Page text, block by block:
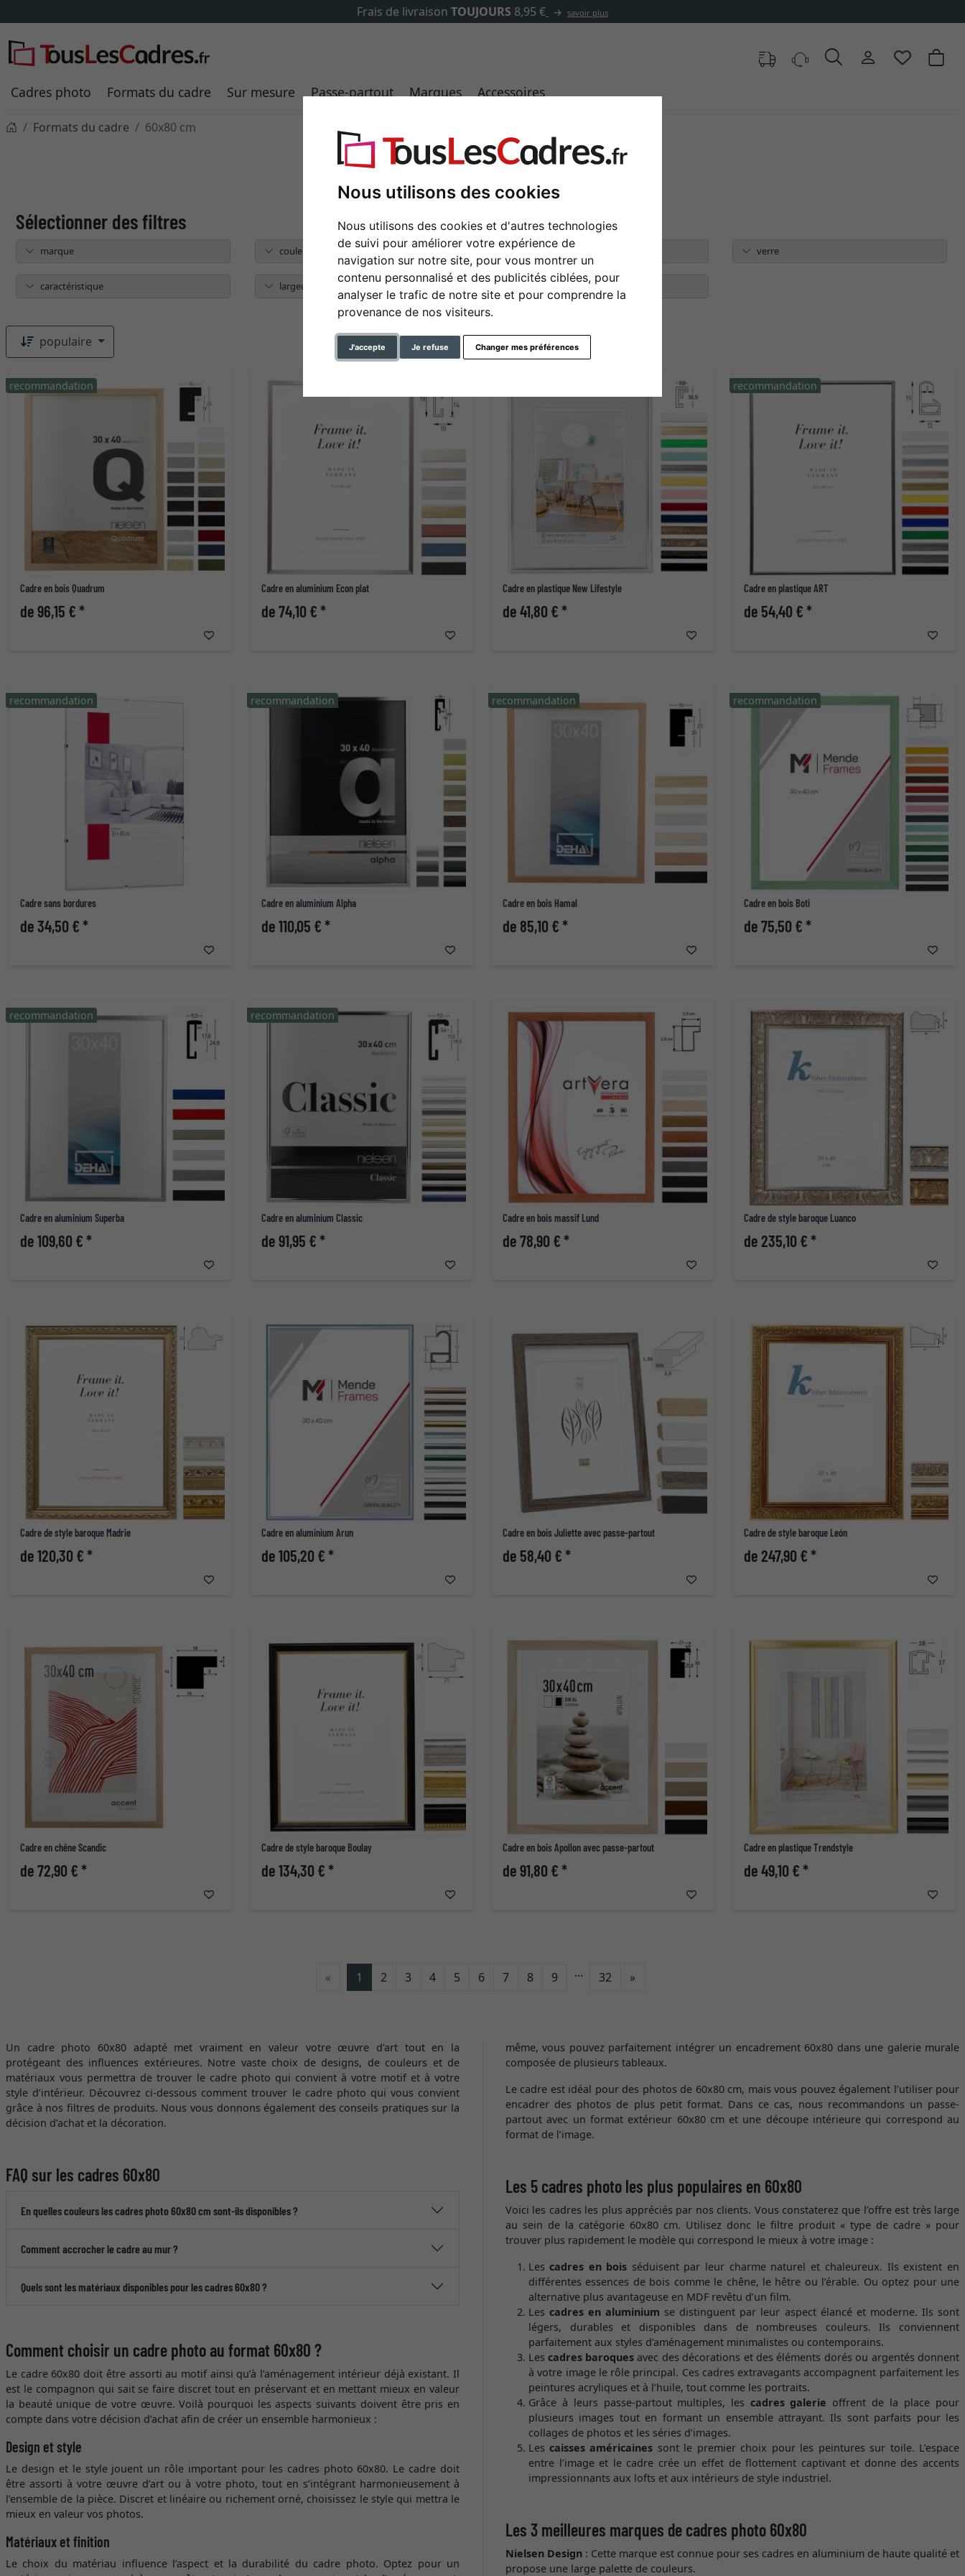
Nous utilisons des cookies
Nous utilisons des cookies et d'autres technologies
de suivi pour améliorer votre expérience de
navigation sur notre site, pour vous montrer un
contenu personnalisé et des publicités ciblées, pour
analyser le trafic de notre site et pour comprendre la
provenance de nos visiteurs.
J'accepte Je refuse Changer mes préférences
✓500 000 articles au choix
Cadres photo Formats du cadre Sur mesure Passe-partout Marques Accessoires
Formats du cadre 60x80 cm
Acheter des cadres photo 60x80 en ligne
Cadres de dimensions 60x80 cm
marque couleur type de cadre verre
caractéristique largeur du profil arrière avec présentoir
populaire
Cadre en bois Quadrum
de 96,15 € *
recommandation
Cadre en aluminium Econ plat
de 74,10 € *
Cadre en plastique New Lifestyle
de 41,80 € *
Cadre en plastique ART
de 54,40 € *
recommandation
Cadre sans bordures
de 34,50 € *
recommandation
Cadre en aluminium Alpha
de 110,05 € *
recommandation
Cadre en bois Hamal
de 85,10 € *
recommandation
Cadre en bois Boti
de 75,50 € *
recommandation
Cadre en aluminium Superba
de 109,60 € *
recommandation
Cadre en aluminium Classic
de 91,95 € *
recommandation
Cadre en bois massif Lund
de 78,90 € *
Cadre de style baroque Luanco
de 235,10 € *
Cadre de style baroque Madrie
de 120,30 € *
Cadre en aluminium Arun
de 105,20 € *
Cadre en bois Juliette avec passe-partout
de 58,40 € *
Cadre de style baroque León
de 247,90 € *
Cadre en chêne Scandic
de 72,90 € *
Cadre de style baroque Boulay
de 134,30 € *
Cadre en bois Apollon avec passe-partout
de 91,80 € *
Cadre en plastique Trendstyle
de 49,10 € *
« 1 2 3 4 5 6 7 8 9 ... 32 »Continuer
Un cadre photo 60x80 adapté met vraiment en valeur votre œuvre d’art tout en la
protégeant des influences extérieures. Notre vaste choix de designs, de couleurs et de
matériaux vous permettra de trouver le cadre photo qui convient à votre motif et à votre
style d’intérieur. Découvrez ci-dessous comment trouver le cadre photo qui vous convient
grâce à nos filtres de produits. Nous vous donnons également des conseils pratiques sur la
décision d’achat et la décoration.
FAQ sur les cadres 60x80
En quelles couleurs les cadres photo 60x80 cm sont-ils disponibles ?
Comment accrocher le cadre au mur ?
Quels sont les matériaux disponibles pour les cadres 60x80 ?
Comment choisir un cadre photo au format 60x80 ?
Le cadre 60x80 doit être assorti au motif ainsi qu’à l’aménagement intérieur déjà existant. Il
est le compagnon qui sait se faire discret tout en préservant et en mettant mieux en valeur
la beauté unique de votre œuvre. Voilà pourquoi les aspects suivants doivent être pris en
compte dans votre décision d’achat afin de créer un ensemble harmonieux :
Design et style
Le design et le style jouent un rôle important pour les cadres photo 60x80. Le cadre doit
être assorti à votre œuvre d’art ou à votre photo, tout en s’intégrant harmonieusement à
l’ensemble de la pièce. Discret et linéaire ou richement orné, choisissez le style qui mettra le
mieux en valeur vos photos.
Matériaux et finition
Le choix du matériau influence l’aspect et la durabilité du cadre photo. Optez pour un
même, vous pouvez parfaitement intégrer un encadrement 60x80 dans une galerie murale
composée de plusieurs tableaux.
Le cadre est idéal pour des photos de 60x80 cm, mais vous pouvez également l’utiliser pour
encadrer des photos de plus petit format. Dans ce cas, nous recommandons un passe-
partout avec un format extérieur 60x80 cm et une découpe intérieure qui correspond au
format de l’image.
Les 5 cadres photo les plus populaires en 60x80
Voici les cadres les plus appréciés par nos clients. Vous constaterez que l’offre est très large
au sein de la catégorie 60x80 cm. Utilisez donc le filtre produit « type de cadre » pour
trouver plus rapidement le modèle qui correspond le mieux à votre image :
Les cadres en bois séduisent par leur charme naturel et chaleureux. Ils existent en
différentes essences de bois comme le chêne, le hêtre ou l’érable. Ou optez pour une
alternative plus avantageuse en MDF revêtu d’un film.
Les cadres en aluminium se distinguent par leur aspect élancé et moderne. Ils sont
légers, durables et disponibles dans de nombreuses couleurs. Ils conviennent
parfaitement aux styles d’aménagement minimalistes ou contemporains.
Les cadres baroques avec des décorations et des éléments dorés ou argentés donnent
à votre image le rôle principal. Ces cadres extravagants accompagnent parfaitement les
peintures acryliques et à l’huile, tout comme les portraits.
Grâce à leurs passe-partout multiples, les cadres galerie offrent de la place pour
plusieurs images tout en formant un ensemble attrayant. Ils sont parfaits pour les
collages de photos et les séries d’images.
Les caisses américaines sont le premier choix pour les peintures sur toile. L’espace
entre l’image et le cadre crée un effet de flottement captivant et donne des accents
impressionnants aux lofts et aux intérieurs de style industriel.
Les 3 meilleures marques de cadres photo 60x80
Nielsen Design : Cette marque est connue pour ses cadres en aluminium de haute qualité et
propose une large palette de couleurs.